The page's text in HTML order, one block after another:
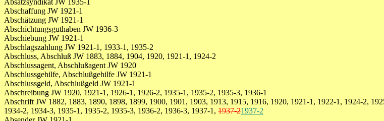
Absatzsyndikat JW 1935-1
Abschaffung JW 1921-1
Abschätzung JW 1921-1
Abschichtungsguthaben JW 1936-3
Abschiebung JW 1921-1
Abschlagszahlung JW 1921-1, 1933-1, 1935-2
Abschluss, Abschluß JW 1883, 1884, 1904, 1920, 1921-1, 1924-2
Abschlussagent, Abschlußagent JW 1920
Abschlussgehilfe, Abschlußgehilfe JW 1921-1
Abschlussgeld, Abschlußgeld JW 1921-1
Abschreibung JW 1920, 1921-1, 1926-1, 1926-2, 1935-1, 1935-2, 1935-3, 1936-1
Abschrift JW 1882, 1883, 1890, 1898, 1899, 1900, 1901, 1903, 1913, 1915, 1916, 1920, 1921-1, 1922-1, 1924-2,
1934-2, 1934-3, 1935-1, 1935-2, 1935-3, 1936-2, 1936-3, 1937-1, 1937-21937-2